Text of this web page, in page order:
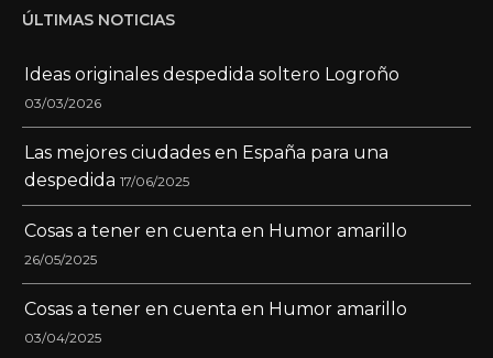
ÚLTIMAS NOTICIAS
Ideas originales despedida soltero Logroño
03/03/2026
Las mejores ciudades en España para una
despedida 17/06/2025
Cosas a tener en cuenta en Humor amarillo
26/05/2025
Cosas a tener en cuenta en Humor amarillo
03/04/2025